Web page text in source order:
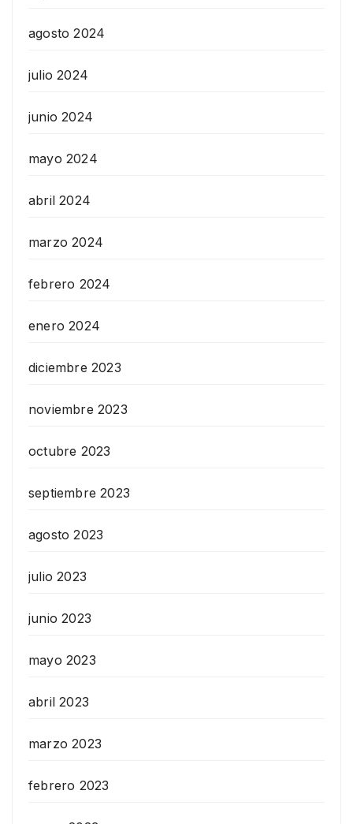
agosto 2024
julio 2024
junio 2024
mayo 2024
abril 2024
marzo 2024
febrero 2024
enero 2024
diciembre 2023
noviembre 2023
octubre 2023
septiembre 2023
agosto 2023
julio 2023
junio 2023
mayo 2023
abril 2023
marzo 2023
febrero 2023